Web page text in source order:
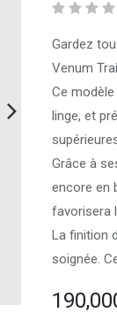
Gardez
Venum
Ce
linge, et
Grâce à
encore en
favorisera
La finition
soignée.